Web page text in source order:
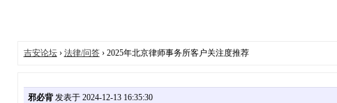
吉安论坛› 法律/问答› 2025年北京律师事务所客户关注度推荐
邪必背发表于 2024-12-13 16:35:30